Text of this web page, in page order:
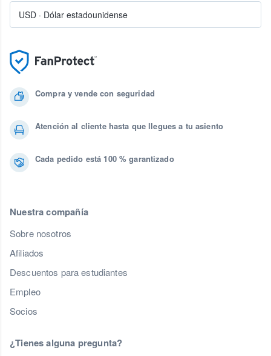
Compra y vende con seguridad
Atención al cliente hasta que llegues a tu asiento
Cada pedido está 100 % garantizado
Nuestra compañía
Sobre nosotros
Afiliados
Descuentos para estudiantes
Empleo
Socios
¿Tienes alguna pregunta?
USD · Dólar estadounidense